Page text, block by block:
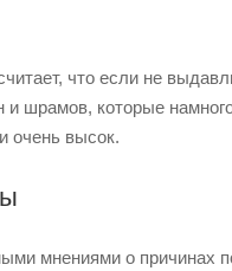
что если не
и шрамов, которые
очень высок.
мнениями о причинах